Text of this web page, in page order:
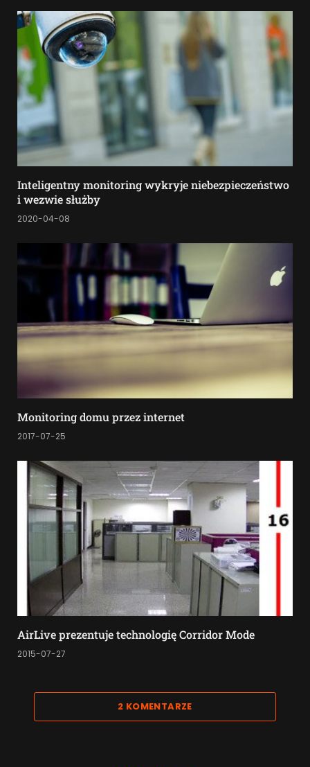
Inteligentny monitoring wykryje niebezpieczeństwo
i wezwie służby
2020-04-08
Monitoring domu przez internet
2017-07-25
AirLive prezentuje technologię Corridor Mode
2015-07-27
2 KOMENTARZE